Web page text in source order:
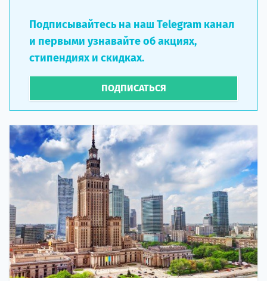
Подписывайтесь на наш Telegram канал
и первыми узнавайте об акциях,
стипендиях и скидках.
ПОДПИСАТЬСЯ